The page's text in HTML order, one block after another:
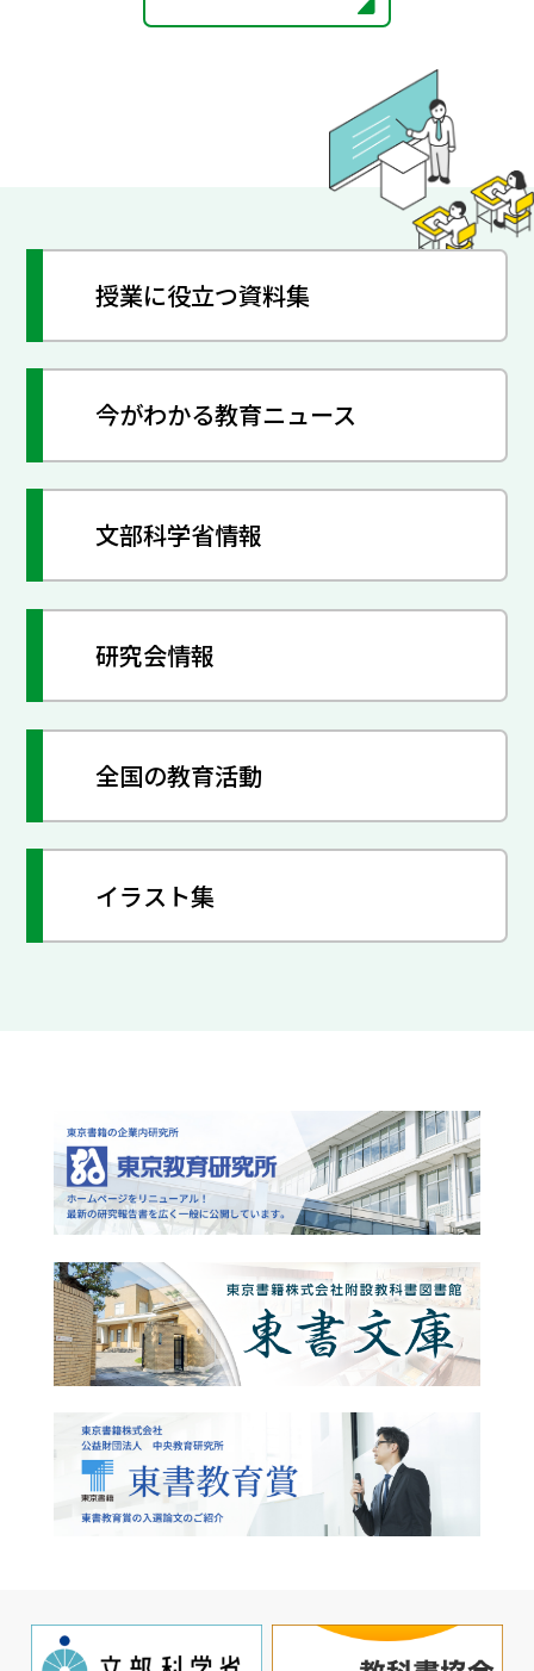
授業に役立つ資料集
今がわかる教育ニュース
文部科学省情報
研究会情報
全国の教育活動
イラスト集